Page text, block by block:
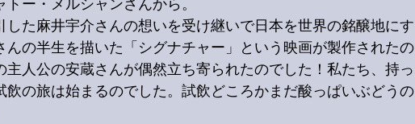
ー・メルシャンさんから。
した麻井宇介さんの想いを受け継いで日本を世界の銘醸地にす
んの半生を描いた「シグナチャー」という映画が製作されたの
主人公の安蔵さんが偶然立ち寄られたのでした！私たち、持っ
飲の旅は始まるのでした。試飲どころかまだ酸っぱいぶどうの